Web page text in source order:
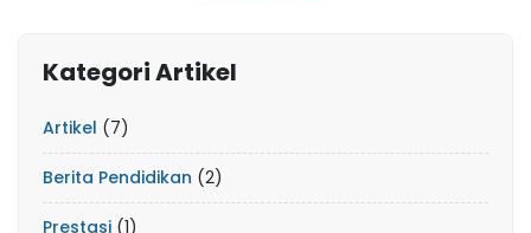
Kategori Artikel
Artikel (7)
Berita Pendidikan (2)
Prestasi (1)